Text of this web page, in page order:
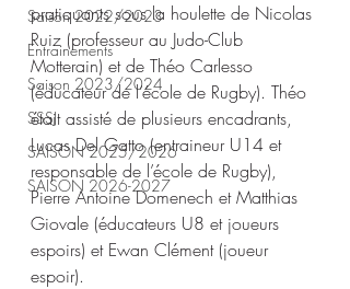
Saison 2022/2023
Entrainements
Saison 2023/2024
SSSJ
SAISON 2025/2026
SAISON 2026-2027
pratiquants sous la houlette de Nicolas
Ruiz (professeur au Judo-Club
Motterain) et de Théo Carlesso
(éducateur de l’école de Rugby). Théo
était assisté de plusieurs encadrants,
Lucas Del Gatto (entraineur U14 et
responsable de l’école de Rugby),
Pierre Antoine Domenech et Matthias
Giovale (éducateurs U8 et joueurs
espoirs) et Ewan Clément (joueur
espoir).